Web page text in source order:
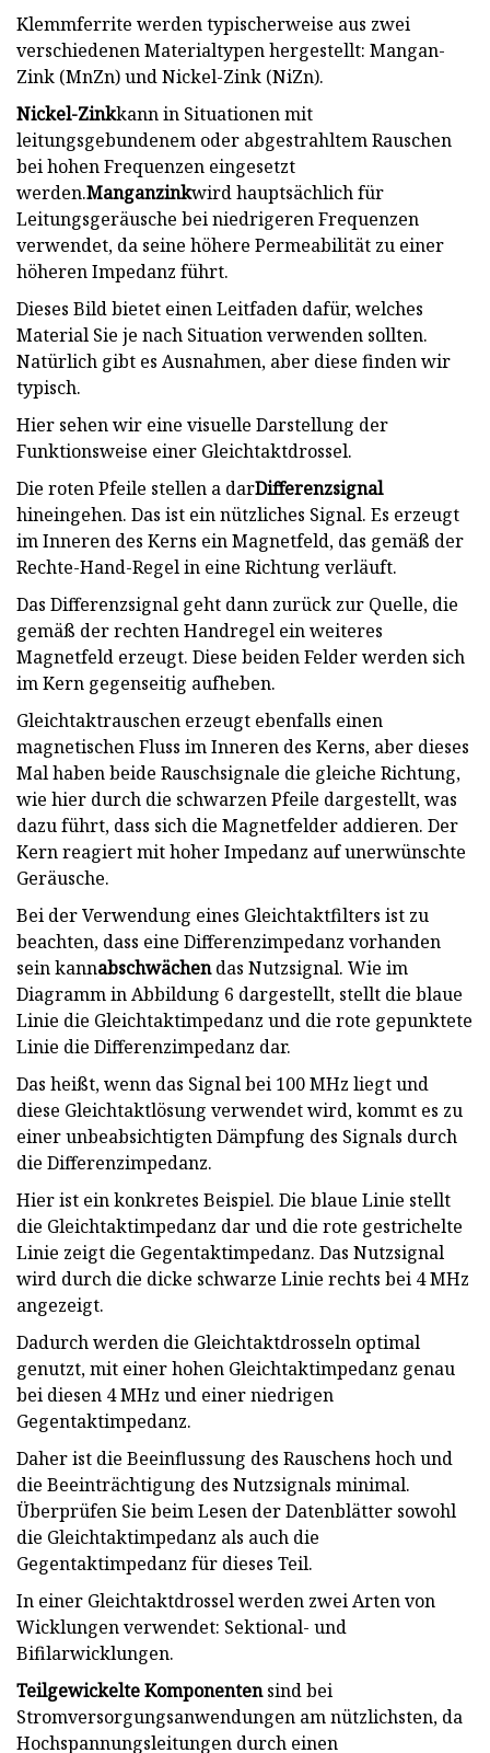
Klemmferrite werden typischerweise aus zwei
verschiedenen Materialtypen hergestellt: Mangan-
Zink (MnZn) und Nickel-Zink (NiZn).
Nickel-Zinkkann in Situationen mit
leitungsgebundenem oder abgestrahltem Rauschen
bei hohen Frequenzen eingesetzt
werden.Manganzinkwird hauptsächlich für
Leitungsgeräusche bei niedrigeren Frequenzen
verwendet, da seine höhere Permeabilität zu einer
höheren Impedanz führt.
Dieses Bild bietet einen Leitfaden dafür, welches
Material Sie je nach Situation verwenden sollten.
Natürlich gibt es Ausnahmen, aber diese finden wir
typisch.
Hier sehen wir eine visuelle Darstellung der
Funktionsweise einer Gleichtaktdrossel.
Die roten Pfeile stellen a darDifferenzsignal
hineingehen. Das ist ein nützliches Signal. Es erzeugt
im Inneren des Kerns ein Magnetfeld, das gemäß der
Rechte-Hand-Regel in eine Richtung verläuft.
Das Differenzsignal geht dann zurück zur Quelle, die
gemäß der rechten Handregel ein weiteres
Magnetfeld erzeugt. Diese beiden Felder werden sich
im Kern gegenseitig aufheben.
Gleichtaktrauschen erzeugt ebenfalls einen
magnetischen Fluss im Inneren des Kerns, aber dieses
Mal haben beide Rauschsignale die gleiche Richtung,
wie hier durch die schwarzen Pfeile dargestellt, was
dazu führt, dass sich die Magnetfelder addieren. Der
Kern reagiert mit hoher Impedanz auf unerwünschte
Geräusche.
Bei der Verwendung eines Gleichtaktfilters ist zu
beachten, dass eine Differenzimpedanz vorhanden
sein kannabschwächendas Nutzsignal. Wie im
Diagramm in Abbildung 6 dargestellt, stellt die blaue
Linie die Gleichtaktimpedanz und die rote gepunktete
Linie die Differenzimpedanz dar.
Das heißt, wenn das Signal bei 100 MHz liegt und
diese Gleichtaktlösung verwendet wird, kommt es zu
einer unbeabsichtigten Dämpfung des Signals durch
die Differenzimpedanz.
Hier ist ein konkretes Beispiel. Die blaue Linie stellt
die Gleichtaktimpedanz dar und die rote gestrichelte
Linie zeigt die Gegentaktimpedanz. Das Nutzsignal
wird durch die dicke schwarze Linie rechts bei 4 MHz
angezeigt.
Dadurch werden die Gleichtaktdrosseln optimal
genutzt, mit einer hohen Gleichtaktimpedanz genau
bei diesen 4 MHz und einer niedrigen
Gegentaktimpedanz.
Daher ist die Beeinflussung des Rauschens hoch und
die Beeinträchtigung des Nutzsignals minimal.
Überprüfen Sie beim Lesen der Datenblätter sowohl
die Gleichtaktimpedanz als auch die
Gegentaktimpedanz für dieses Teil.
In einer Gleichtaktdrossel werden zwei Arten von
Wicklungen verwendet: Sektional- und
Bifilarwicklungen.
Teilgewickelte Komponentensind bei
Stromversorgungsanwendungen am nützlichsten, da
Hochspannungsleitungen durch einen